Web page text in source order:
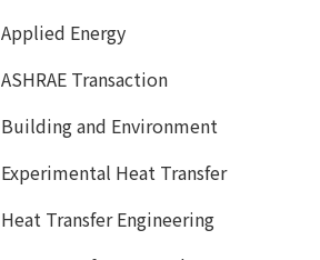
Applied Energy
ASHRAE Transaction
Building and Environment
Experimental Heat Transfer
Heat Transfer Engineering